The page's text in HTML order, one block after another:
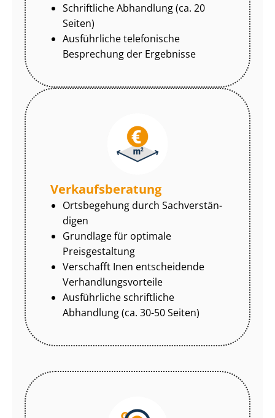
Schriftliche Abhandlung (ca. 20
Seiten)
Ausführliche telefonische
Besprechung der Ergebnisse
Ver­kaufs­be­ra­tung
Ortsbegehung durch Sach­ver­stän­
di­gen
Grundlage für optimale
Preisgestaltung
Verschafft Inen entscheidende
Ver­hand­lungs­vor­tei­le
Ausführliche schriftliche
Abhandlung (ca. 30-50 Seiten)